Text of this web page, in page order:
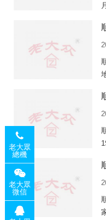
老大眾
總機
老大眾
微信